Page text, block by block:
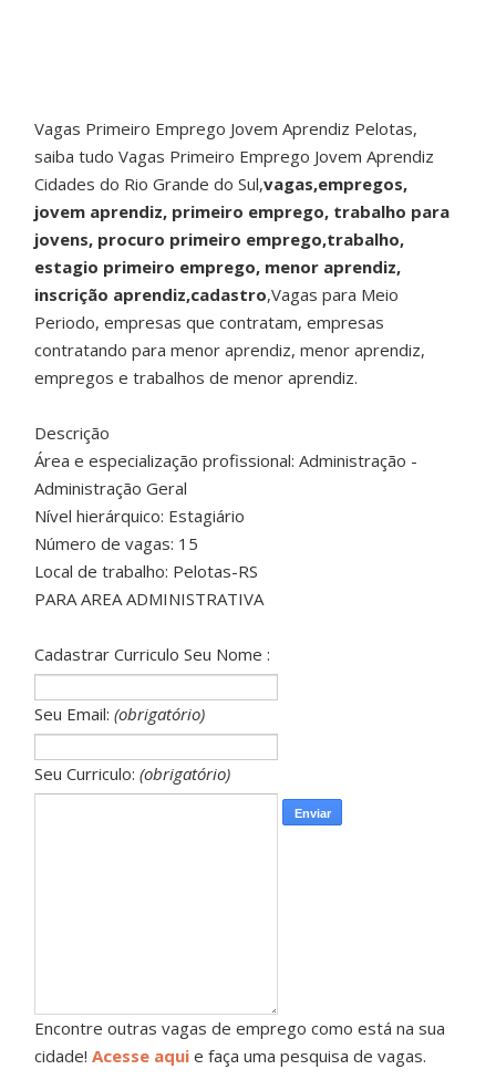
Vagas Primeiro Emprego Jovem Aprendiz Pelotas,
saiba tudo Vagas Primeiro Emprego Jovem Aprendiz
Cidades do Rio Grande do Sul,vagas,empregos,
jovem aprendiz, primeiro emprego, trabalho para
jovens, procuro primeiro emprego,trabalho,
estagio primeiro emprego, menor aprendiz,
inscrição aprendiz,cadastro,Vagas para Meio
Periodo, empresas que contratam, empresas
contratando para menor aprendiz, menor aprendiz,
empregos e trabalhos de menor aprendiz.
Descrição
Área e especialização profissional: Administração -
Administração Geral
Nível hierárquico: Estagiário
Número de vagas: 15
Local de trabalho: Pelotas-RS
PARA AREA ADMINISTRATIVA
Cadastrar Curriculo Seu Nome :
Seu Email:(obrigatório)
Seu Curriculo:(obrigatório)
Encontre outras vagas de emprego como está na sua
cidade!Acesse aqui e faça uma pesquisa de vagas.